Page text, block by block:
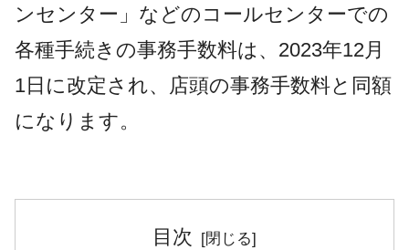
ンセンター」などのコールセンターでの
各種手続きの事務手数料は、2023年12月
1日に改定され、店頭の事務手数料と同額
になります。
目次